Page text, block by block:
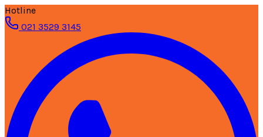
Hotline
021 3529 3145